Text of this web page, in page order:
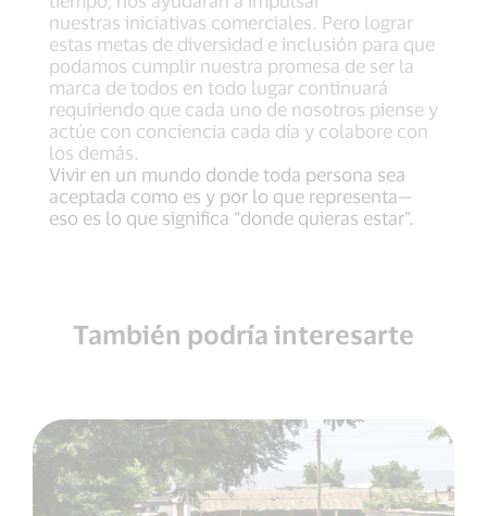
nuestras iniciativas comerciales. Pero lograr
estas metas de diversidad e inclusión para que
podamos cumplir nuestra promesa de ser la
marca de todos en todo lugar continuará
requiriendo que cada uno de nosotros piense y
actúe con conciencia cada día y colabore con
los demás.
Vivir en un mundo donde toda persona sea
aceptada como es y por lo que representa—
eso es lo que significa “donde quieras estar”.
También podría interesarte